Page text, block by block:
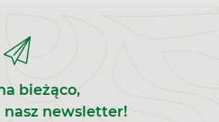
bieżąco,
nasz newsletter!